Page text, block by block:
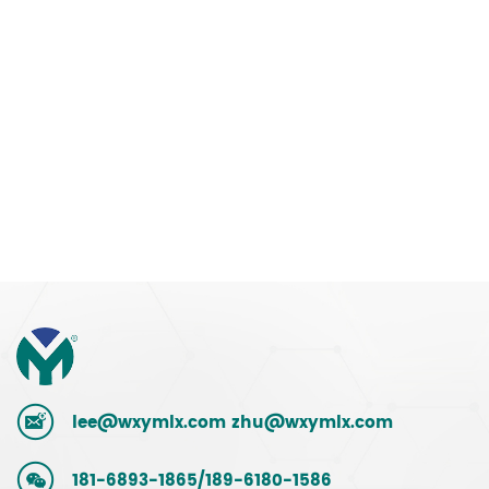
lee@wxymlx.com zhu@wxymlx.com
181-6893-1865/189-6180-1586